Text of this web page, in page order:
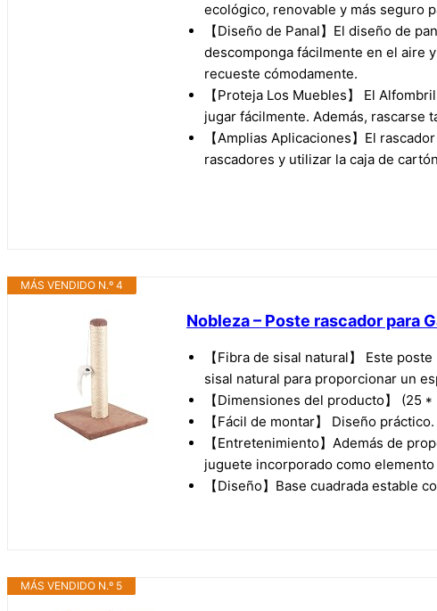
ecológico, renovable y más seguro
【Diseño de Panal】El diseño de
descomponga fácilmente en el aire
recueste cómodamente.
【Proteja Los Muebles】 El
jugar fácilmente. Además, rascarse
【Amplias Aplicaciones】El
rascadores y utilizar la caja de
MÁS VENDIDO N.º 4
Nobleza – Poste rascador para
【Fibra de sisal natural】 Este
sisal natural para proporcionar un
【Dimensiones del producto】 (25
【Fácil de montar】 Diseño
【Entretenimiento】Además de
juguete incorporado como
【Diseño】Base cuadrada estable
MÁS VENDIDO N.º 5